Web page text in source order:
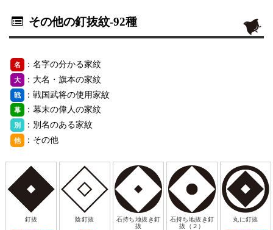
その他の釘抜紋-92種
名 ：名字の分かる家紋
大 ：大名・旗本の家紋
戦 ：戦国武将の使用家紋
幕 ：幕末の偉人の家紋
別 ：別名のある家紋
他 ：その他
釘抜 陰釘抜
石持ち地抜き釘
抜
石持ち地抜き釘
抜（２）
丸に釘抜